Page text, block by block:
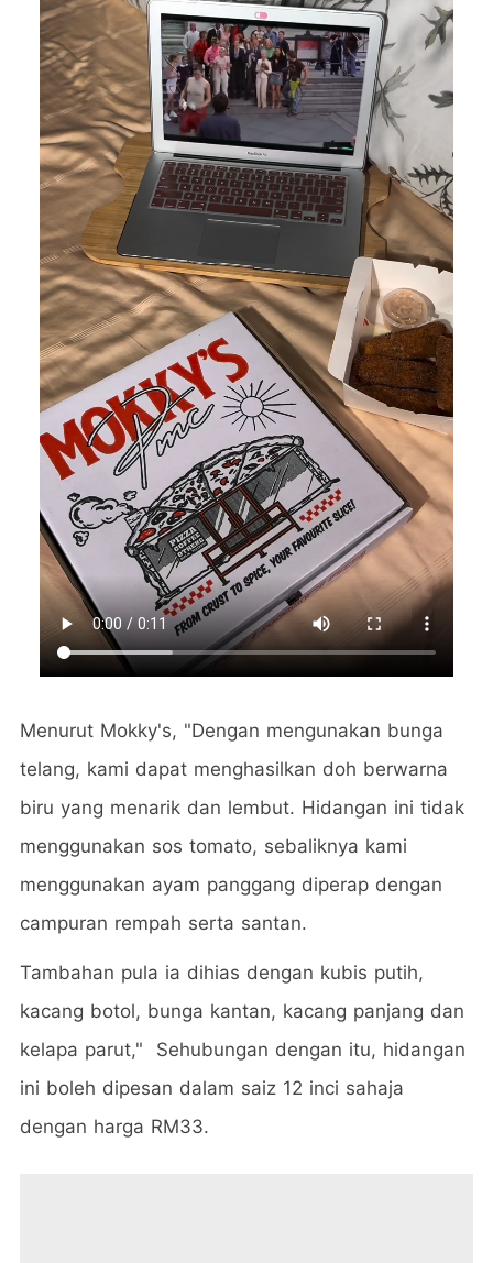
Menurut Mokky's, "Dengan mengunakan bunga
telang, kami dapat menghasilkan doh berwarna
biru yang menarik dan lembut. Hidangan ini tidak
menggunakan sos tomato, sebaliknya kami
menggunakan ayam panggang diperap dengan
campuran rempah serta santan.
Tambahan pula ia dihias dengan kubis putih,
kacang botol, bunga kantan, kacang panjang dan
kelapa parut," Sehubungan dengan itu, hidangan
ini boleh dipesan dalam saiz 12 inci sahaja
dengan harga RM33.